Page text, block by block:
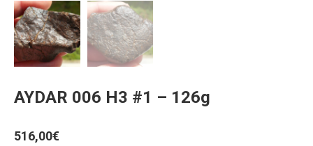
AYDAR 006 H3 #1 – 126g
516,00€